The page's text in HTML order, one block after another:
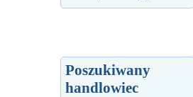
Poszukiwany
handlowiec